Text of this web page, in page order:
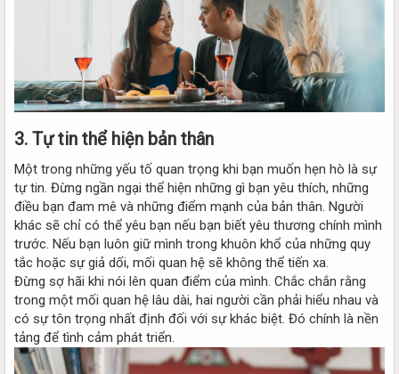
3. Tự tin thể hiện bản thân
Một trong những yếu tố quan trọng khi bạn muốn hẹn hò là sự
tự tin. Đừng ngần ngại thể hiện những gì bạn yêu thích, những
điều bạn đam mê và những điểm mạnh của bản thân. Người
khác sẽ chỉ có thể yêu bạn nếu bạn biết yêu thương chính mình
trước. Nếu bạn luôn giữ mình trong khuôn khổ của những quy
tắc hoặc sự giả dối, mối quan hệ sẽ không thể tiến xa.
Đừng sợ hãi khi nói lên quan điểm của mình. Chắc chắn rằng
trong một mối quan hệ lâu dài, hai người cần phải hiểu nhau và
có sự tôn trọng nhất định đối với sự khác biệt. Đó chính là nền
tảng để tình cảm phát triển.